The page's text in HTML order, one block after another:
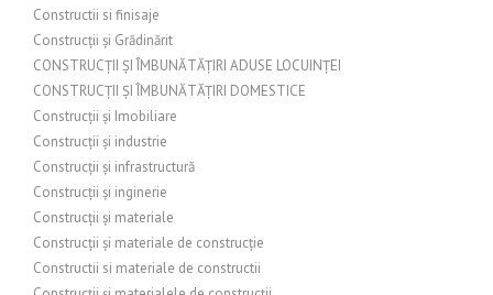
Constructii si finisaje
Construcții și Grădinărit
CONSTRUCȚII ȘI ÎMBUNĂTĂȚIRI ADUSE LOCUINȚEI
CONSTRUCȚII ȘI ÎMBUNĂTĂȚIRI DOMESTICE
Construcții și Imobiliare
Construcții și industrie
Construcții și infrastructură
Construcții și inginerie
Construcții și materiale
Construcții și materiale de construcție
Constructii si materiale de constructii